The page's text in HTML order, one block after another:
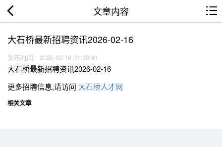
文章内容
大石桥最新招聘资讯2026-02-16
发布时间：2026-02-16 01:30:41
大石桥最新招聘资讯2026-02-16
更多招聘信息,请访问 大石桥人才网
相关文章